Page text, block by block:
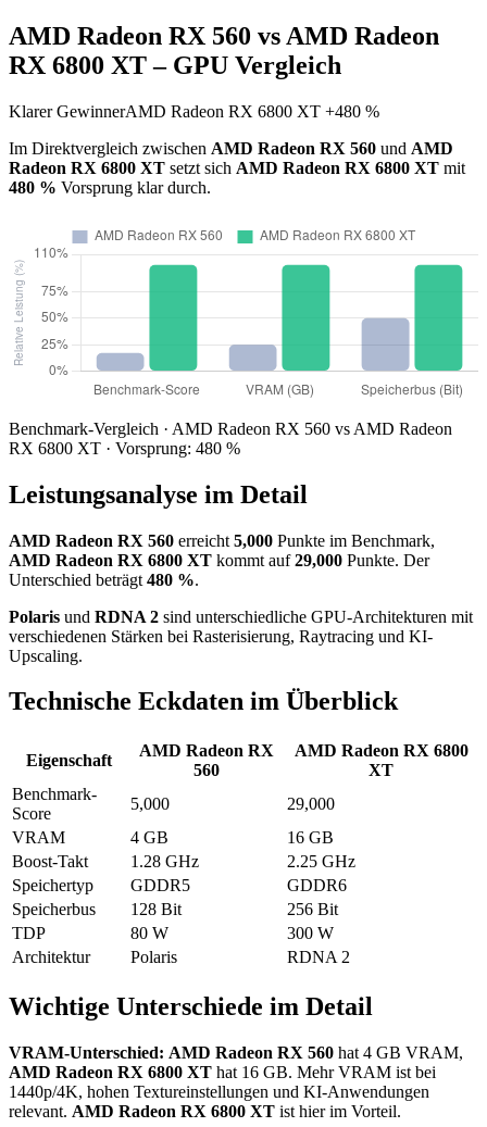
AMD Radeon RX 560 vs AMD Radeon
RX 6800 XT – GPU Vergleich
Klarer GewinnerAMD Radeon RX 6800 XT +480 %
Im Direktvergleich zwischen AMD Radeon RX 560 und AMD
Radeon RX 6800 XT setzt sich AMD Radeon RX 6800 XT mit
480 % Vorsprung klar durch.
Benchmark-Vergleich · AMD Radeon RX 560 vs AMD Radeon
RX 6800 XT · Vorsprung: 480 %
Leistungsanalyse im Detail
AMD Radeon RX 560 erreicht 5,000 Punkte im Benchmark,
AMD Radeon RX 6800 XT kommt auf29,000 Punkte. Der
Unterschied beträgt 480 %.
Polaris und RDNA 2 sind unterschiedliche GPU-Architekturen mit
verschiedenen Stärken bei Rasterisierung, Raytracing und KI-
Upscaling.
Technische Eckdaten im Überblick
Eigenschaft
AMD Radeon RX
560
AMD Radeon RX 6800
XT
Benchmark-
Score
5,000
29,000
VRAM
4 GB
16 GB
Boost-Takt
1.28 GHz
2.25 GHz
Speichertyp
GDDR5
GDDR6
Speicherbus
128 Bit
256 Bit
TDP
80 W
300 W
Architektur
Polaris RDNA 2
Wichtige Unterschiede im Detail
VRAM-Unterschied: AMD Radeon RX 560 hat 4 GB VRAM,
AMD Radeon RX 6800 XT hat 16 GB. Mehr VRAM ist bei
1440p/4K, hohen Textureinstellungen und KI-Anwendungen
relevant. AMD Radeon RX 6800 XT ist hier im Vorteil.